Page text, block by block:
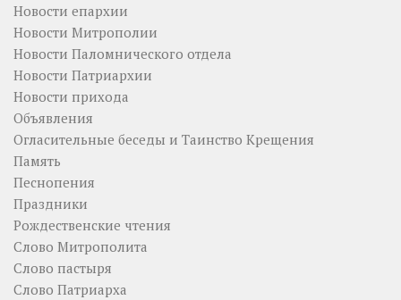
Новости епархии
Новости Митрополии
Новости Паломнического отдела
Новости Патриархии
Новости прихода
Объявления
Огласительные беседы и Таинство Крещения
Память
Песнопения
Праздники
Рождественские чтения
Слово Митрополита
Слово пастыря
Слово Патриарха